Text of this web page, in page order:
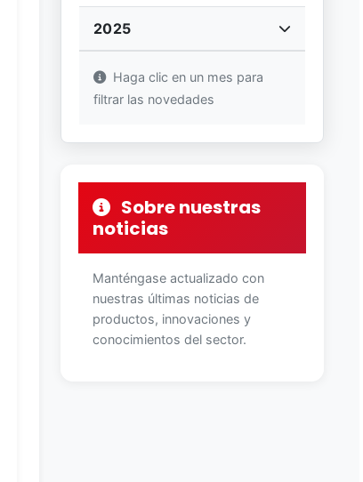
2025
Haga clic en un mes para
filtrar las novedades
Sobre nuestras
noticias
Manténgase actualizado con
nuestras últimas noticias de
productos, innovaciones y
conocimientos del sector.